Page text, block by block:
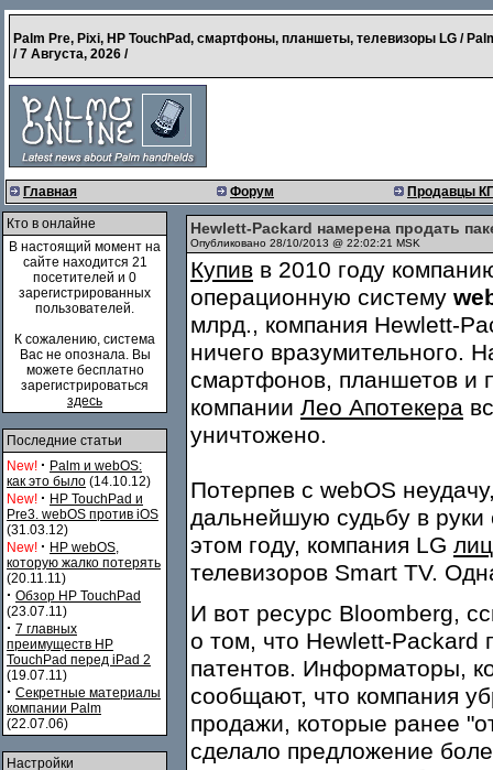
Palm Pre, Pixi, HP TouchPad, смартфоны, планшеты, телевизоры LG /
/7 Августа, 2026 /
Главная Форум Продавцы
Кто в онлайне
В настоящий момент на
сайте находится 21
посетителей и 0
зарегистрированных
пользователей.
К сожалению, система
Вас не опознала. Вы
можете бесплатно
зарегистрироваться
здесь
Последние статьи
New! · Palm и webOS:
как это было (14.10.12)
New! · HP TouchPad и
Pre3. webOS против iOS
(31.03.12)
New! · HP webOS,
которую жалко потерять
(20.11.11)
· Обзор HP TouchPad
(23.07.11)
· 7 главных
преимуществ HP
TouchPad перед iPad 2
(19.07.11)
· Секретные материалы
компании Palm
(22.07.06)
Настройки
Hewlett-Packard намерена продать
Опубликовано 28/10/2013 @ 22:02:21 MSK
Купив в 2010 году
операционную систему
млрд., компания Hewlett-
ничего вразумительного.
смартфонов, планшетов и
компании Лео Апотекера
уничтожено.
Потерпев с webOS
дальнейшую судьбу в
этом году, компания LG
телевизоров Smart TV.
И вот ресурс Bloomberg,
о том, что Hewlett-Packard
патентов. Информаторы,
сообщают, что компания
продажи, которые ранее
сделало предложение